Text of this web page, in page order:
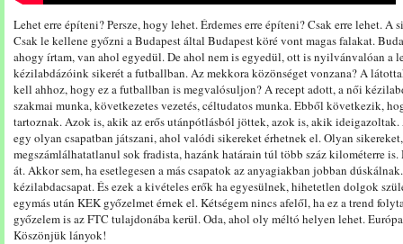
Lehet erre építeni? Persze, hogy lehet. Érdemes erre építeni? Csak erre lehet. A
Csak le kellene győzni a Budapest által Budapest köré vont magas falakat.
ahogy írtam, van ahol egyedül. De ahol nem is egyedül, ott is nyilvánvalóan a
kézilabdázóink sikerét a futballban. Az mekkora közönséget vonzana? A
kell ahhoz, hogy ez a futballban is megvalósuljon? A recept adott, a női
szakmai munka, következetes vezetés, céltudatos munka. Ebből következik,
tartoznak. Azok is, akik az erős utánpótlásból jöttek, azok is, akik
egy olyan csapatban játszani, ahol valódi sikereket érhetnek el. Olyan
megszámlálhatatlanul sok fradista, hazánk határain túl több száz kilométerre is.
át. Akkor sem, ha esetlegesen a más csapatok az anyagiakban jobban
kézilabdacsapat. És ezek a kivételes erők ha egyesülnek, hihetetlen dolgok
egymás után KEK győzelmet érnek el. Kétségem nincs afelől, ha ez a trend
győzelem is az FTC tulajdonába kerül. Oda, ahol oly méltó helyen lehet.
Köszönjük lányok!